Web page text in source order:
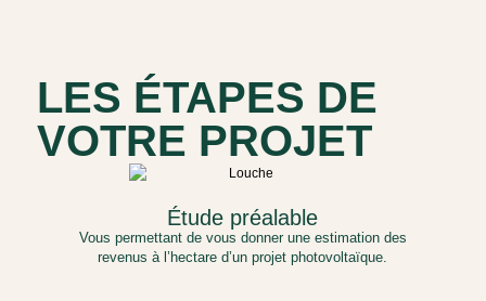
LES ÉTAPES DE
VOTRE PROJET
Étude préalable
Vous permettant de vous donner une estimation des
revenus à l’hectare d’un projet photovoltaïque.